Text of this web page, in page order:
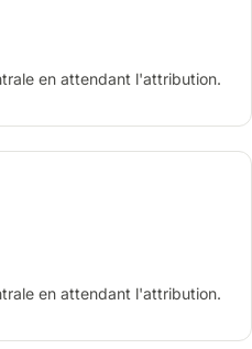
en attendant l'attribution.
en attendant l'attribution.